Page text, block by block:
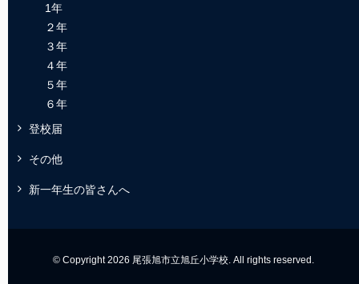
1年
２年
３年
４年
５年
６年
登校届
その他
新一年生の皆さんへ
© Copyright 2026 尾張旭市立旭丘小学校. All rights reserved.